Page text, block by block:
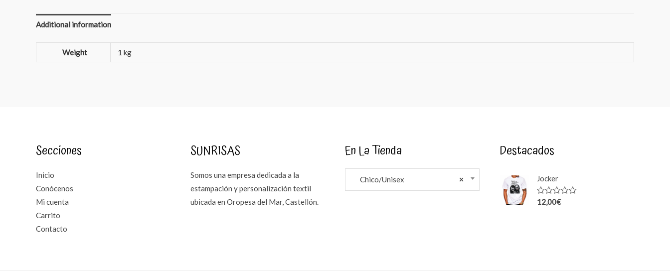
Additional information
Weight 1 kg
Secciones
Inicio
Conócenos
Mi cuenta
Carrito
Contacto
SUNRISAS
Somos una empresa dedicada a la
estampación y personalización textil
ubicada en Oropesa del Mar, Castellón.
En La Tienda
×
Chico/Unisex
Destacados
Jocker
Rated
12,00€